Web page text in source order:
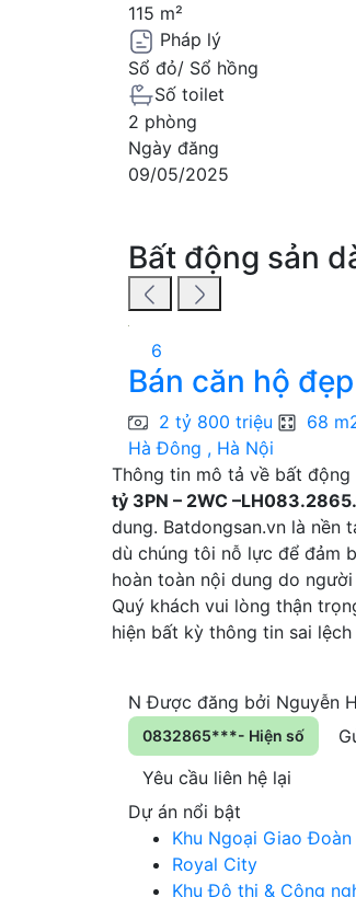
115 m²
Pháp lý
Sổ đỏ/ Sổ hồng
Số toilet
2 phòng
Ngày đăng
09/05/2025
Bất động sản
6
Bán căn hộ
2 tỷ 800 triệu
68
Hà Đông , Hà Nội
Thông tin mô tả về bất động
tỷ 3PN – 2WC
dung. Batdongsan.vn là nền
dù chúng tôi nỗ lực để đảm
hoàn toàn nội dung do
Quý khách vui lòng thận
hiện bất kỳ thông tin sai
N Được đăng bởi Nguyễn
0832865***- Hiện số
Yêu cầu liên hệ lại
Dự án nổi bật
Khu Ngoại Giao Đoàn
Royal City
Khu Đô thị & Công